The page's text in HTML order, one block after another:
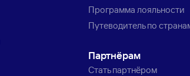
Программа лояльности
Путеводитель по
Партнёрам
Стать партнёром